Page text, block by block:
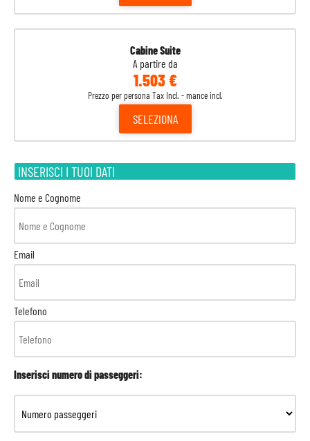
Cabine Suite
A partire da
1.503 €
Prezzo per persona Tax Incl. - mance incl.
SELEZIONA
INSERISCI I TUOI DATI
Nome e Cognome
Email
Telefono
Inserisci numero di passeggeri: